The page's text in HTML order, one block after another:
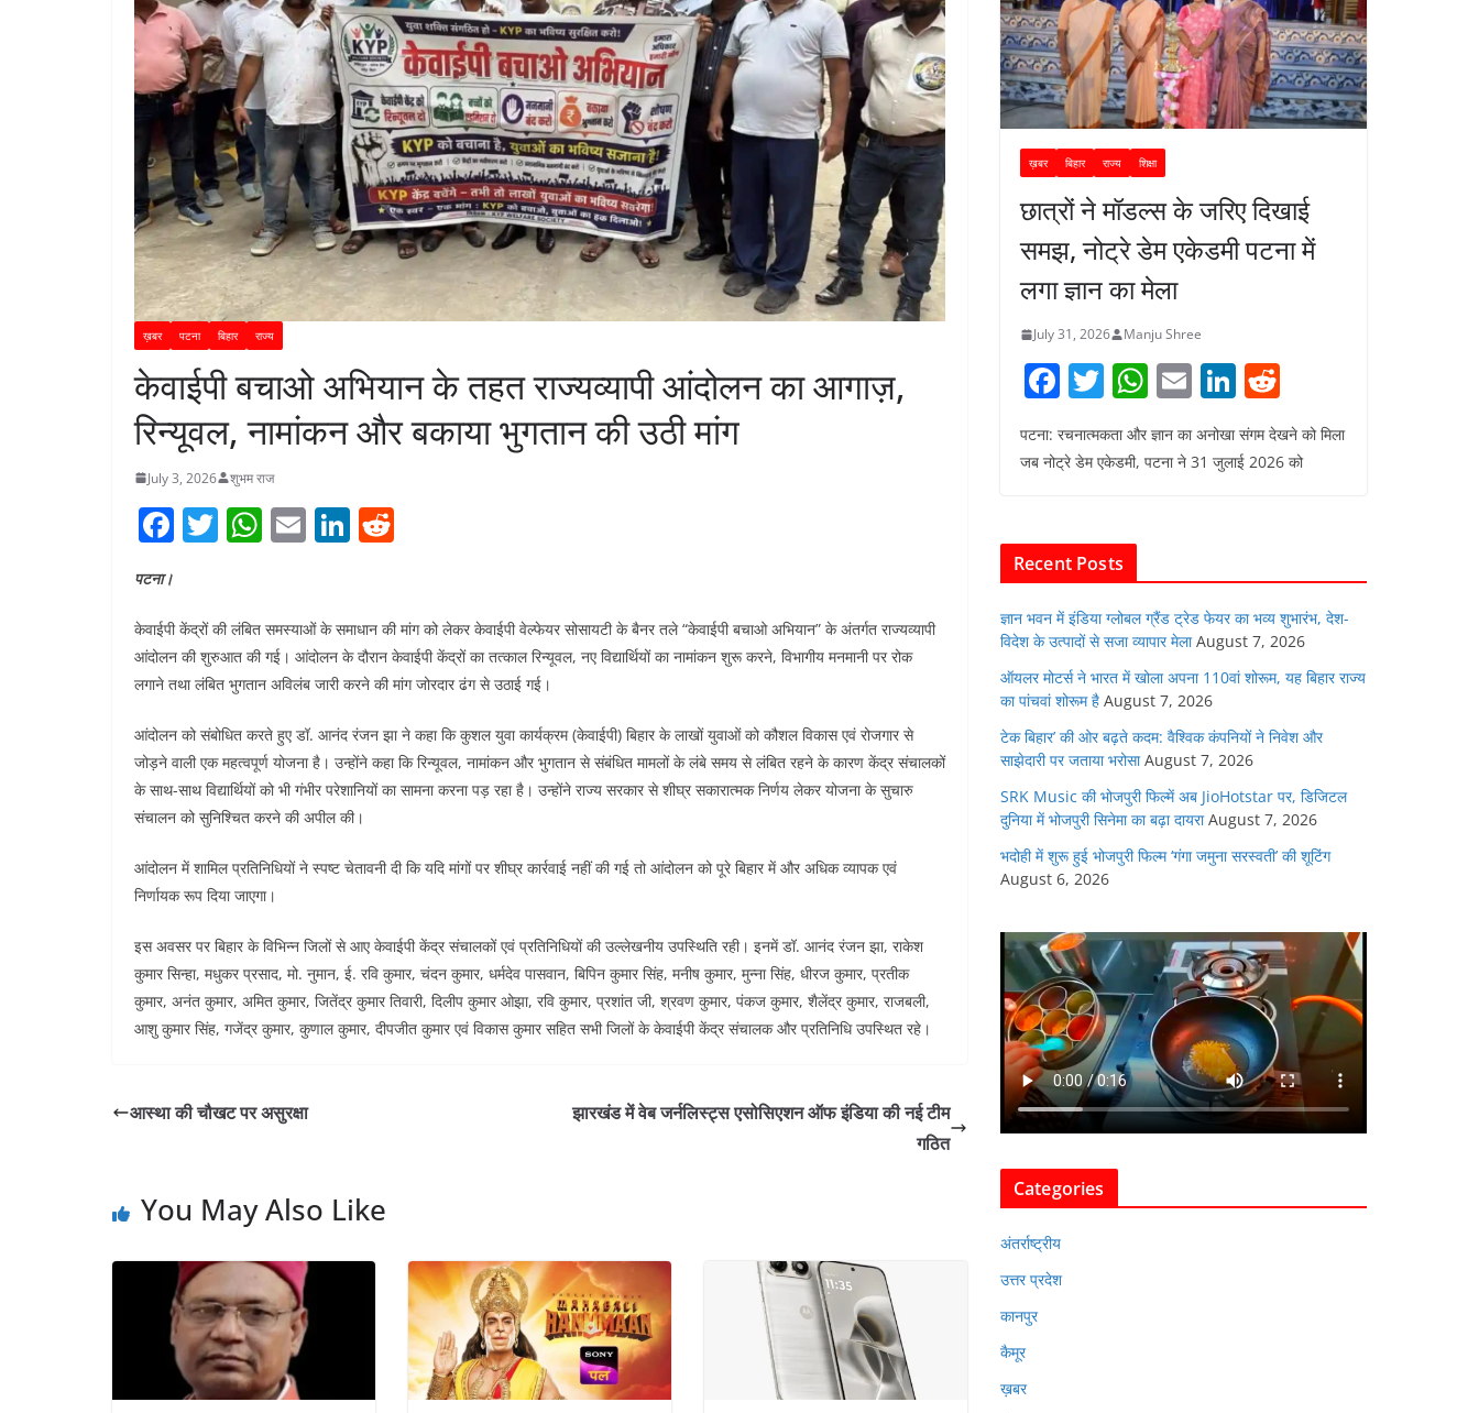
ख़बर पटना बिहार राज्य
केवाईपी बचाओ अभियान के तहत राज्यव्यापी आंदोलन का आगाज़,
रिन्यूवल, नामांकन और बकाया भुगतान की उठी मांग
July 3, 2026 शुभम राज
F
e
b
o
o
k
T
er
W
s
A
p
p
E
l
Li
e
dI
n
di
t
पटना।
केवाईपी केंद्रों की लंबित समस्याओं के समाधान की मांग को लेकर केवाईपी वेल्फेयर सोसायटी के बैनर तले “केवाईपी बचाओ अभियान” के अंतर्गत राज्यव्यापी
आंदोलन की शुरुआत की गई। आंदोलन के दौरान केवाईपी केंद्रों का तत्काल रिन्यूवल, नए विद्यार्थियों का नामांकन शुरू करने, विभागीय मनमानी पर रोक
लगाने तथा लंबित भुगतान अविलंब जारी करने की मांग जोरदार ढंग से उठाई गई।
आंदोलन को संबोधित करते हुए डॉ. आनंद रंजन झा ने कहा कि कुशल युवा कार्यक्रम (केवाईपी) बिहार के लाखों युवाओं को कौशल विकास एवं रोजगार से
जोड़ने वाली एक महत्वपूर्ण योजना है। उन्होंने कहा कि रिन्यूवल, नामांकन और भुगतान से संबंधित मामलों के लंबे समय से लंबित रहने के कारण केंद्र संचालकों
के साथ-साथ विद्यार्थियों को भी गंभीर परेशानियों का सामना करना पड़ रहा है। उन्होंने राज्य सरकार से शीघ्र सकारात्मक निर्णय लेकर योजना के सुचारु
संचालन को सुनिश्चित करने की अपील की।
आंदोलन में शामिल प्रतिनिधियों ने स्पष्ट चेतावनी दी कि यदि मांगों पर शीघ्र कार्रवाई नहीं की गई तो आंदोलन को पूरे बिहार में और अधिक व्यापक एवं
निर्णायक रूप दिया जाएगा।
इस अवसर पर बिहार के विभिन्न जिलों से आए केवाईपी केंद्र संचालकों एवं प्रतिनिधियों की उल्लेखनीय उपस्थिति रही। इनमें डॉ. आनंद रंजन झा, राकेश
कुमार सिन्हा, मधुकर प्रसाद, मो. नुमान, ई. रवि कुमार, चंदन कुमार, धर्मदेव पासवान, बिपिन कुमार सिंह, मनीष कुमार, मुन्ना सिंह, धीरज कुमार, प्रतीक
कुमार, अनंत कुमार, अमित कुमार, जितेंद्र कुमार तिवारी, दिलीप कुमार ओझा, रवि कुमार, प्रशांत जी, श्रवण कुमार, पंकज कुमार, शैलेंद्र कुमार, राजबली,
आशु कुमार सिंह, गजेंद्र कुमार, कुणाल कुमार, दीपजीत कुमार एवं विकास कुमार सहित सभी जिलों के केवाईपी केंद्र संचालक और प्रतिनिधि उपस्थित रहे।
आस्था की चौखट पर असुरक्षा
झारखंड में वेब जर्नलिस्ट्स एसोसिएशन ऑफ इंडिया की नई टीम
गठित
You May Also Like
ख़बर बिहार राज्य शिक्षा
छात्रों ने मॉडल्स के जरिए दिखाई
समझ, नोट्रे डेम एकेडमी पटना में
लगा ज्ञान का मेला
July 31, 2026 Manju Shree
F
c
e
o
o
k
T
itt
W
at
p
E
m
ai
Li
n
k
e
e
d
पटना: रचनात्मकता और ज्ञान का अनोखा संगम देखने को मिला
जब नोट्रे डेम एकेडमी, पटना ने 31 जुलाई 2026 को
Recent Posts
ज्ञान भवन में इंडिया ग्लोबल ग्रैंड ट्रेड फेयर का भव्य शुभारंभ, देश-
विदेश के उत्पादों से सजा व्यापार मेला August 7, 2026
ऑयलर मोटर्स ने भारत में खोला अपना 110वां शोरूम, यह बिहार राज्य
का पांचवां शोरूम है August 7, 2026
टेक बिहार’ की ओर बढ़ते कदम: वैश्विक कंपनियों ने निवेश और
साझेदारी पर जताया भरोसा August 7, 2026
SRK Music की भोजपुरी फिल्में अब JioHotstar पर, डिजिटल
दुनिया में भोजपुरी सिनेमा का बढ़ा दायरा August 7, 2026
भदोही में शुरू हुई भोजपुरी फिल्म ‘गंगा जमुना सरस्वती’ की शूटिंग
August 6, 2026
Categories
अंतर्राष्ट्रीय
उत्तर प्रदेश
कानपुर
कैमूर
ख़बर